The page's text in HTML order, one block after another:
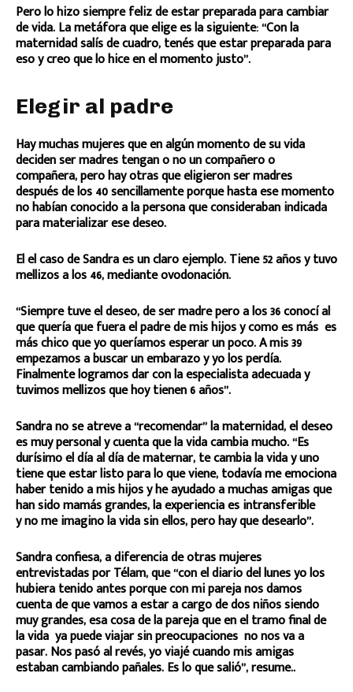
Pero lo hizo siempre feliz de estar preparada para cambiar
de vida. La metáfora que elige es la siguiente: “Con la
maternidad salís de cuadro, tenés que estar preparada para
eso y creo que lo hice en el momento justo”.
Elegir al padre
Hay muchas mujeres que en algún momento de su vida
deciden ser madres tengan o no un compañero o
compañera, pero hay otras que eligieron ser madres
después de los 40 sencillamente porque hasta ese momento
no habían conocido a la persona que consideraban indicada
para materializar ese deseo.
El el caso de Sandra es un claro ejemplo. Tiene 52 años y tuvo
mellizos a los 46, mediante ovodonación.
“Siempre tuve el deseo, de ser madre pero a los 36 conocí al
que quería que fuera el padre de mis hijos y como es más es
más chico que yo queríamos esperar un poco. A mis 39
empezamos a buscar un embarazo y yo los perdía.
Finalmente logramos dar con la especialista adecuada y
tuvimos mellizos que hoy tienen 6 años”.
Sandra no se atreve a “recomendar” la maternidad, el deseo
es muy personal y cuenta que la vida cambia mucho. “Es
durísimo el día al día de maternar, te cambia la vida y uno
tiene que estar listo para lo que viene, todavía me emociona
haber tenido a mis hijos y he ayudado a muchas amigas que
han sido mamás grandes, la experiencia es intransferible
y no me imagino la vida sin ellos, pero hay que desearlo”.
Sandra confiesa, a diferencia de otras mujeres
entrevistadas por Télam, que “con el diario del lunes yo los
hubiera tenido antes porque con mi pareja nos damos
cuenta de que vamos a estar a cargo de dos niños siendo
muy grandes, esa cosa de la pareja que en el tramo final de
la vida ya puede viajar sin preocupaciones no nos va a
pasar. Nos pasó al revés, yo viajé cuando mis amigas
estaban cambiando pañales. Es lo que salió”, resume..